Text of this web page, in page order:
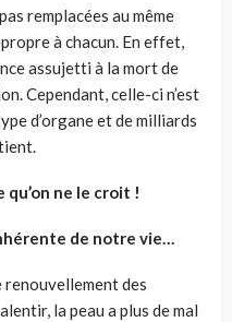
remplacées au même
à chacun. En effet,
assujetti à la mort de
Cependant, celle-ci n’est
d’organe et de milliards
qu’on ne le croit !
de notre vie…
des
la peau a plus de mal